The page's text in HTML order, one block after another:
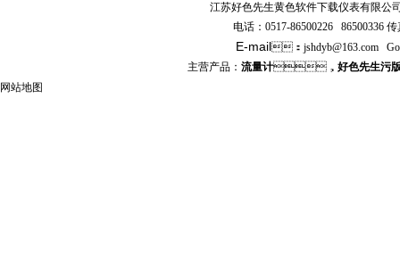
江苏好色先生黄色软件下载仪表有限公
电话： 0517-86500226 86500336 传
E-mail： jshdyb@163.com
主营产品： 流量计， 好色先生污
网站地图